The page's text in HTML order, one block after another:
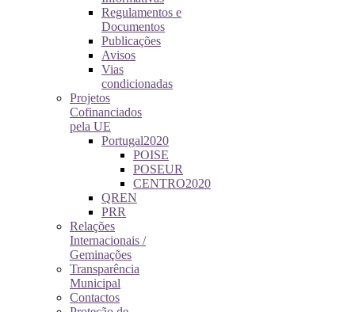
Regulamentos e
Documentos
Publicações
Avisos
Vias
condicionadas
Projetos
Cofinanciados
pela UE
Portugal2020
POISE
POSEUR
CENTRO2020
QREN
PRR
Relações
Internacionais /
Geminações
Transparência
Municipal
Contactos